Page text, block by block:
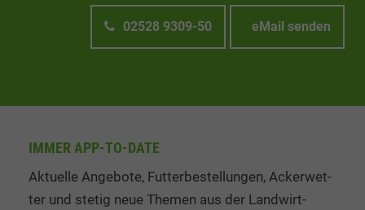
eMail senden
02528 9309-50
IMMER APP-TO-DATE
Aktuelle Angebote, Fut­ter­be­stel­lung­en, Ack­er­wet­
ter und stetig neue The­men aus der Land­wirt­